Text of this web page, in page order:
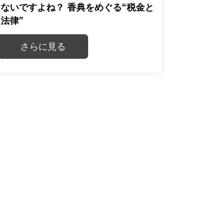
ないですよね？ 香典をめぐる“税金と
法律”
さらに見る